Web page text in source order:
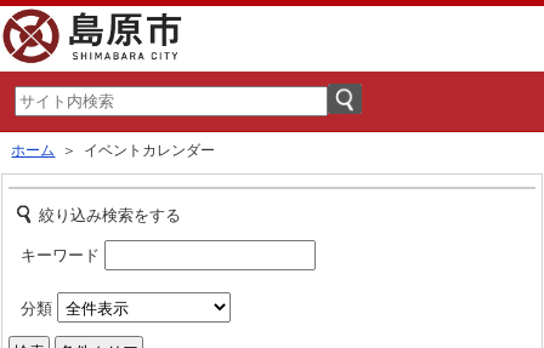
ホーム ＞ イベントカレンダー
絞り込み検索をする
キーワード
分類